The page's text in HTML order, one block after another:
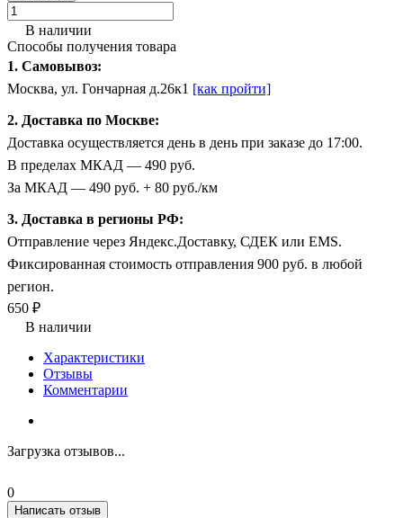
В наличии
Способы получения товара
1. Самовывоз:
Москва, ул. Гончарная д.26к1 [как пройти]
2. Доставка по Москве:
Доставка осуществляется день в день при заказе до 17:00.
В пределах МКАД — 490 руб.
За МКАД — 490 руб. + 80 руб./км
3. Доставка в регионы РФ:
Отправление через Яндекс.Доставку, СДЕК или EMS.
Фиксированная стоимость отправления 900 руб. в любой
регион.
650 ₽
В наличии
Характеристики
Отзывы
Комментарии
Загрузка отзывов...
0
Написать отзыв